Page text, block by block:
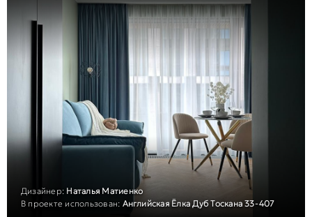
Дизайнер: Наталья Матиенко
В проекте использован: Английская Ёлка Дуб Тоскана 33-407